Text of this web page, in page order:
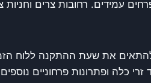
עמידים. רחובות צרים וחניות
להתאים את שעת ההתקנה ללוח
כלה ופתרונות פרחוניים